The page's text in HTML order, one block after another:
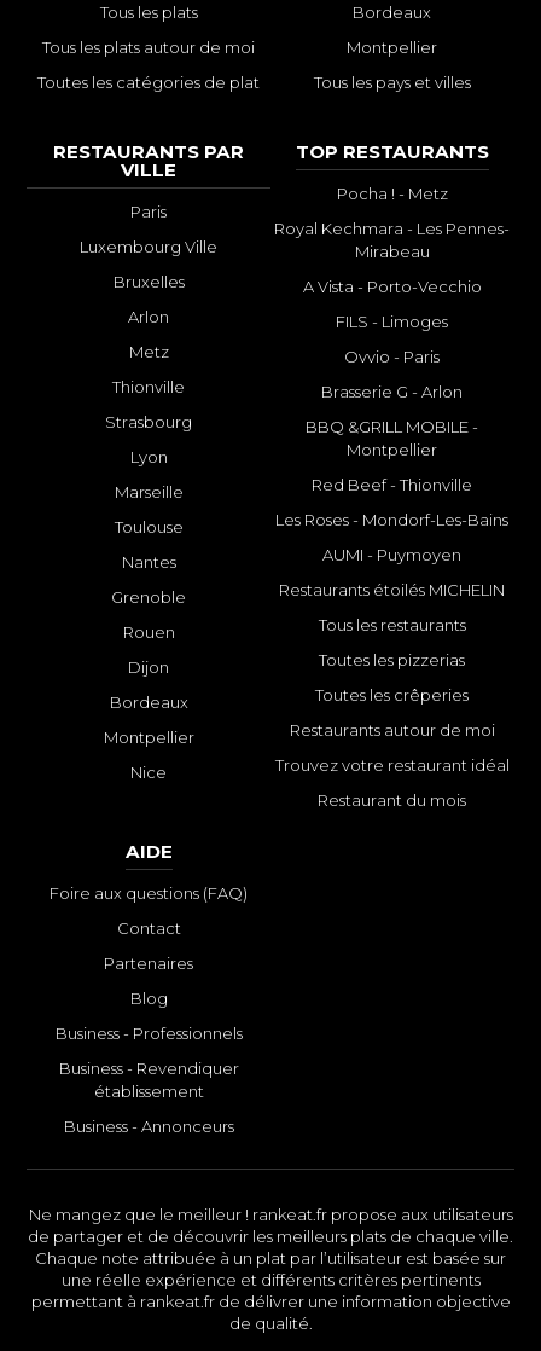
Tous les plats
Tous les plats autour de moi
Toutes les catégories de plat
Bordeaux
Montpellier
Tous les pays et villes
RESTAURANTS PAR
VILLE
Paris
Luxembourg Ville
Bruxelles
Arlon
Metz
Thionville
Strasbourg
Lyon
Marseille
Toulouse
Nantes
Grenoble
Rouen
Dijon
Bordeaux
Montpellier
Nice
TOP RESTAURANTS
Pocha ! - Metz
Royal Kechmara - Les Pennes-
Mirabeau
A Vista - Porto-Vecchio
FILS - Limoges
Ovvio - Paris
Brasserie G - Arlon
BBQ &GRILL MOBILE -
Montpellier
Red Beef - Thionville
Les Roses - Mondorf-Les-Bains
AUMI - Puymoyen
Restaurants étoilés MICHELIN
Tous les restaurants
Toutes les pizzerias
Toutes les crêperies
Restaurants autour de moi
Trouvez votre restaurant idéal
Restaurant du mois
AIDE
Foire aux questions (FAQ)
Contact
Partenaires
Blog
Business - Professionnels
Business - Revendiquer
établissement
Business - Annonceurs
Ne mangez que le meilleur ! rankeat.fr propose aux utilisateurs
de partager et de découvrir les meilleurs plats de chaque ville.
Chaque note attribuée à un plat par l’utilisateur est basée sur
une réelle expérience et différents critères pertinents
permettant à rankeat.fr de délivrer une information objective
de qualité.